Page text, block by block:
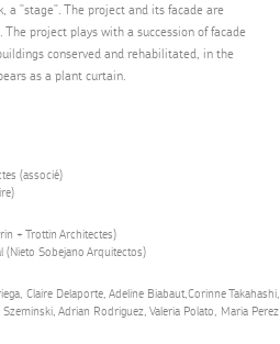
a "stage". The project and its facade are
project plays with a succession of facade
conserved and rehabilitated, in the
as a plant curtain.
(associé)
+ Trottin Architectes)
Sobejano Arquitectos)
Claire Delaporte, Adeline Biabaut,Corinne Takahashi,
Adrian Rodriguez, Valeria Polato, Maria Perez